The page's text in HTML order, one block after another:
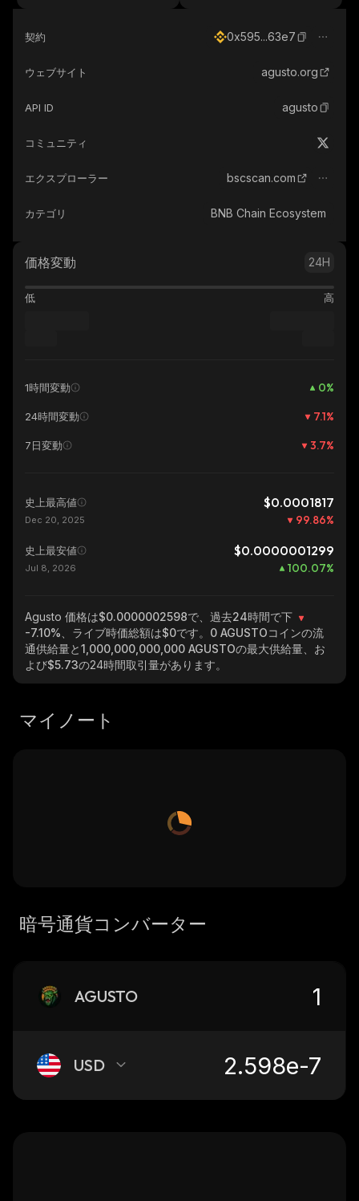
契約 0x595...63e7
ウェブサイト agusto.org
API ID agusto
コミュニティ
エクスプローラー bscscan.com
カテゴリ BNB Chain Ecosystem
価格変動 24H
低 高
1時間変動 0%
24時間変動 7.1%
7日変動 3.7%
史上最高値 $0.0001817
Dec 20, 2025 99.86%
史上最安値 $0.0000001299
Jul 8, 2026 100.07%
Agusto 価格は$0.0000002598で、過去24時間で下
-7.10% 、ライブ時価総額は$0です。 0 AGUSTOコインの流
通供給量と1,000,000,000,000 AGUSTOの最大供給量、お
よび$5.73の24時間取引量があります。
マイノート
暗号通貨コンバーター
AGUSTO
USD